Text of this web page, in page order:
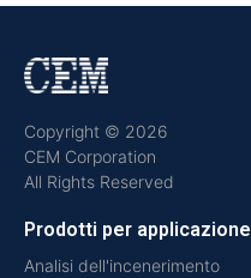
Copyright © 2026
CEM Corporation
All Rights Reserved
Prodotti per applicazione
Analisi dell'incenerimento